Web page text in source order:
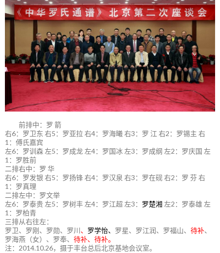
前排中：罗 箭
右6：罗卫东 右5：罗亚拉 右4：罗海曦 右3：罗 江 右2：罗锡主 右
1：傅氏嘉宾
左6：罗训森 左5：罗成龙 左4：罗国冰 左3：罗成纲 左2：罗庆国 左
1：罗胜前
二排右中：罗 华
右6：罗发银 右5：罗扬锋 右4：罗汉泉 右3：罗在砚 右2：罗 芬 右
1：罗真理
二排左中：罗文举
左6：罗泰贵 左5：罗树丰 左4：罗江超 左3： 罗楚湘 左2：罗泰雄 左
1：罗柏青
三排从右往左：
罗卫、罗刚、罗勋、罗川 、 罗学怡、 罗星、罗江润、罗福山、 待补、
罗海燕（女）、罗奉、 待补、待补。
注：2014.10.26，摄于丰台总后北京基地会议室。